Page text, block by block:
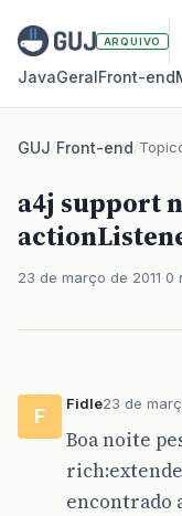
ARQUIVO
JavaGeralFront‑end
GUJ/Front-end/
a4j support
23 de março de 2011 0
F
Fidle23 de
Boa noite
encontrado